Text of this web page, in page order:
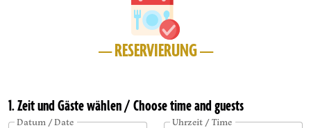
— RESERVIERUNG —
1. Zeit und Gäste wählen / Choose time and guests
Datum / Date Uhrzeit / Time